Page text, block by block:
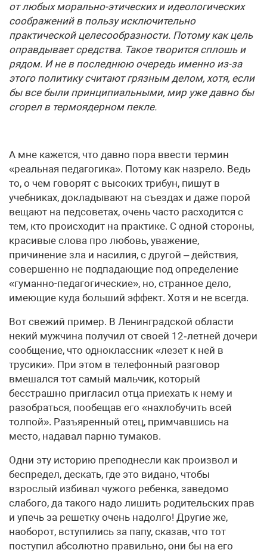
от любых морально-этических и идеологических
соображений в пользу исключительно
практической целесообразности. Потому как цель
оправдывает средства. Такое творится сплошь и
рядом. И не в последнюю очередь именно из-за
этого политику считают грязным делом, хотя, если
бы все были принципиальными, мир уже давно бы
сгорел в термоядерном пекле.
А мне кажется, что давно пора ввести термин
«реальная педагогика». Потому как назрело. Ведь
то, о чем говорят с высоких трибун, пишут в
учебниках, докладывают на съездах и даже порой
вещают на педсоветах, очень часто расходится с
тем, кто происходит на практике. С одной стороны,
красивые слова про любовь, уважение,
причинение зла и насилия, с другой – действия,
совершенно не подпадающие под определение
«гуманно-педагогические», но, странное дело,
имеющие куда больший эффект. Хотя и не всегда.
Вот свежий пример. В Ленинградской области
некий мужчина получил от своей 12‑летней дочери
сообщение, что одноклассник «лезет к ней в
трусики». При этом в телефонный разговор
вмешался тот самый мальчик, который
бесстрашно пригласил отца приехать к нему и
разобраться, пообещав его «нахлобучить всей
толпой». Разъяренный отец, примчавшись на
место, надавал парню тумаков.
Одни эту историю преподнесли как произвол и
беспредел, дескать, где это видано, чтобы
взрослый избивал чужого ребенка, заведомо
слабого, да такого надо лишить родительских прав
и упечь за решетку очень надолго! Другие же,
наоборот, вступились за папу, сказав, что тот
поступил абсолютно правильно, они бы на его